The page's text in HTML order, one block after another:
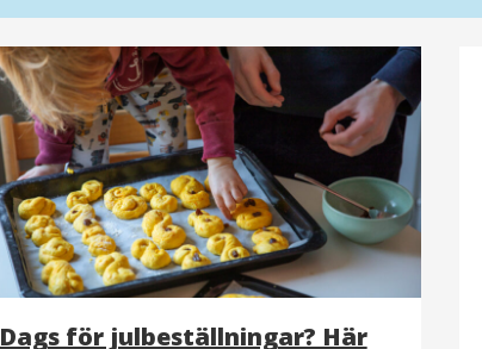
Dags för julbeställningar? Här